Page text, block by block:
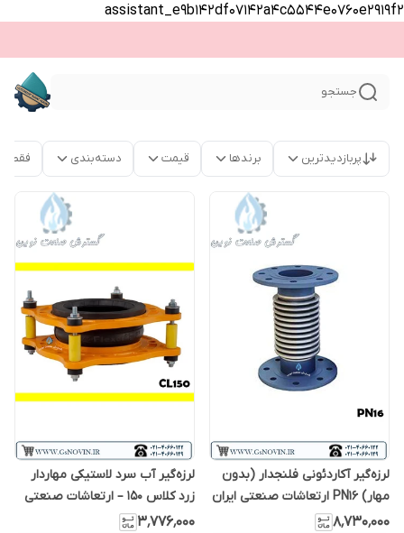
assistant_e9b142df07142a4c5544e0760e2919f2
جستجو
پربازدیدترین برندها قیمت دسته‌بندی فقط
لرزه‌گیر آکاردئونی فلنجدار (بدون
مهار) PN16 ارتعاشات صنعتی ایران
۸٬۷۳۰٬۰۰۰
لرزه‌گیر آب سرد لاستیکی مهاردار
زرد کلاس 150 – ارتعاشات صنعتی
ایران
۳٬۷۷۶٬۰۰۰